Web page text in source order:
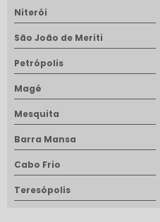
Niterói
São João de Meriti
Petrópolis
Magé
Mesquita
Barra Mansa
Cabo Frio
Teresópolis